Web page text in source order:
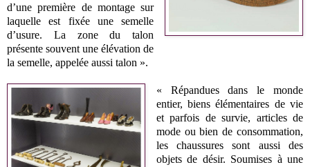
d’une première de montage sur
laquelle est fixée une semelle
d’usure. La zone du talon
présente souvent une élévation de
la semelle, appelée aussi talon ».
« Répandues dans le monde
entier, biens élémentaires de vie
et parfois de survie, articles de
mode ou bien de consommation,
les chaussures sont aussi des
objets de désir. Soumises à une